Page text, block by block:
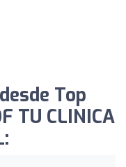
Top
TU CLINICA